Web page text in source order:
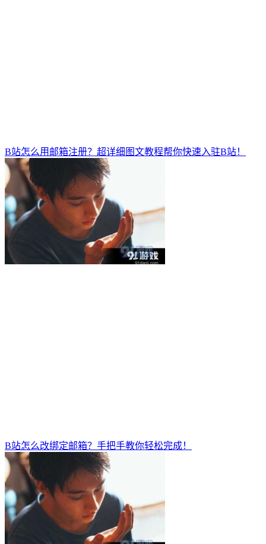
B站怎么用邮箱注册？超详细图文教程帮你快速入驻B站！
B站怎么改绑定邮箱？手把手教你轻松完成！